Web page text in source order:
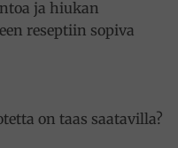
ja hiukan
reseptiin sopiva
on taas saatavilla?